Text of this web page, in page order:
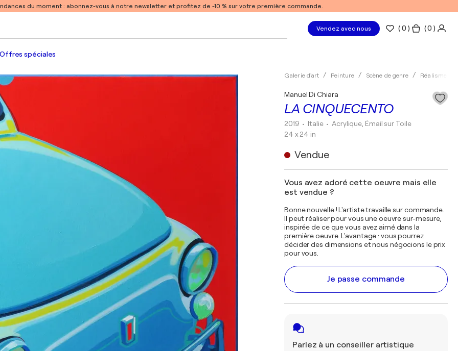
du moment : abonnez-vous à notre newsletter et profitez de -10 % sur votre première commande.
Vendez avec nous (0 ) ( 0 )
spéciales
Galerie d'art Peinture Scène de genre Réalisme
LA CINQUECENTO
Manuel Di Chiara
2019 • Italie •Acrylique, Émail sur Toile
24 x 24 in
Vendue
Vous avez adoré cette oeuvre mais elle
est vendue ?
Bonne nouvelle ! L'artiste travaille sur commande.
Il peut réaliser pour vous une oeuvre sur-mesure,
inspirée de ce que vous avez aimé dans la
première oeuvre. L'avantage : vous pourrez
décider des dimensions et nous négocions le prix
pour vous.
Je passe commande
Parlez à un conseiller artistique